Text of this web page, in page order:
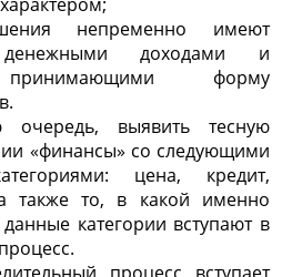
непременно имеют
доходами и
принимающими форму
очередь, выявить тесную
«финансы» со следующими
цена, кредит,
также то, в какой именно
категории вступают в